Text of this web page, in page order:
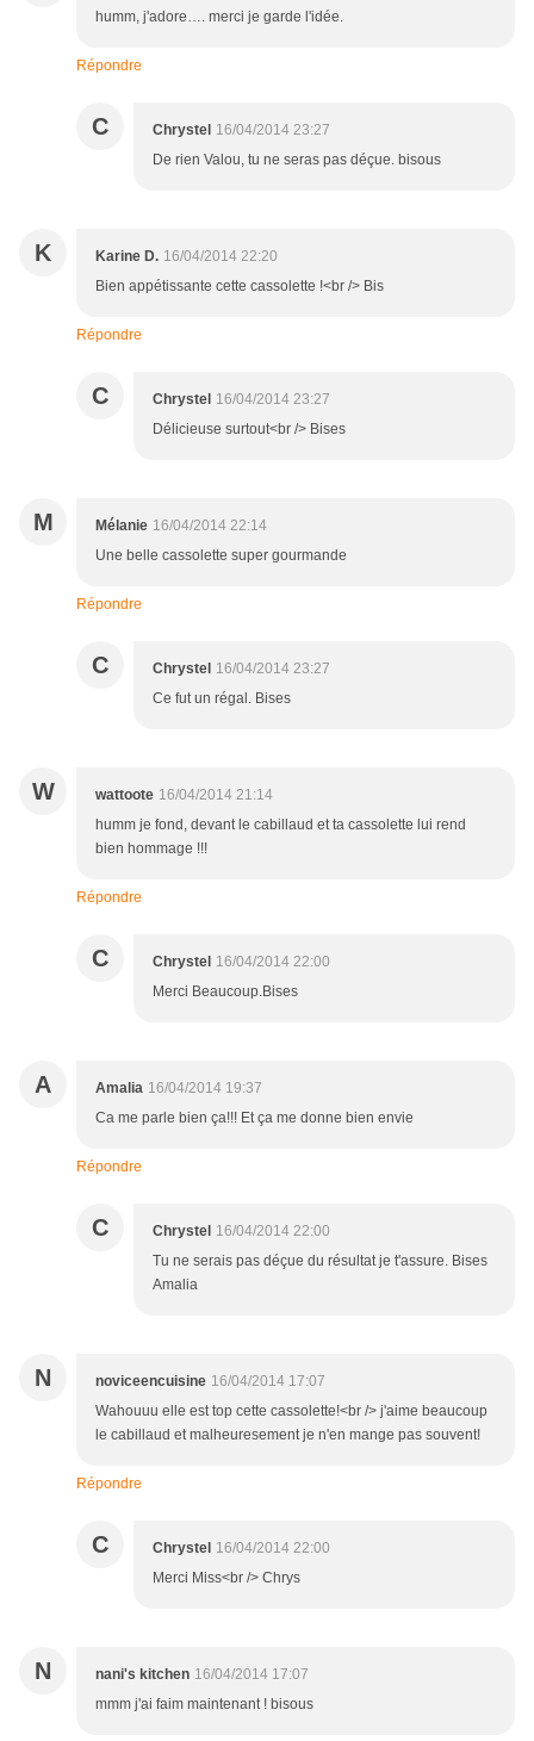
humm, j'adore…. merci je garde l'idée.
Répondre
C Chrystel 16/04/2014 23:27
De rien Valou, tu ne seras pas déçue. bisous
K Karine D. 16/04/2014 22:20
Bien appétissante cette cassolette !<br /> Bis
Répondre
C Chrystel 16/04/2014 23:27
Délicieuse surtout<br /> Bises
M Mélanie 16/04/2014 22:14
Une belle cassolette super gourmande
Répondre
C Chrystel 16/04/2014 23:27
Ce fut un régal. Bises
W wattoote 16/04/2014 21:14
humm je fond, devant le cabillaud et ta cassolette lui rend
bien hommage !!!
Répondre
C Chrystel 16/04/2014 22:00
Merci Beaucoup.Bises
A Amalia 16/04/2014 19:37
Ca me parle bien ça!!! Et ça me donne bien envie
Répondre
C Chrystel 16/04/2014 22:00
Tu ne serais pas déçue du résultat je t'assure. Bises
Amalia
N noviceencuisine 16/04/2014 17:07
Wahouuu elle est top cette cassolette!<br /> j'aime beaucoup
le cabillaud et malheuresement je n'en mange pas souvent!
Répondre
C Chrystel 16/04/2014 22:00
Merci Miss<br /> Chrys
N nani's kitchen 16/04/2014 17:07
mmm j'ai faim maintenant ! bisous